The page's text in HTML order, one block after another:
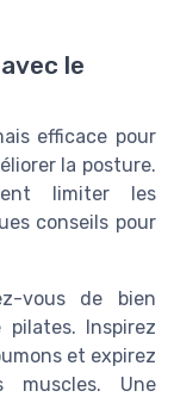
le
efficace pour
la posture.
limiter les
conseils pour
vous de bien
Inspirez
et expirez
muscles. Une